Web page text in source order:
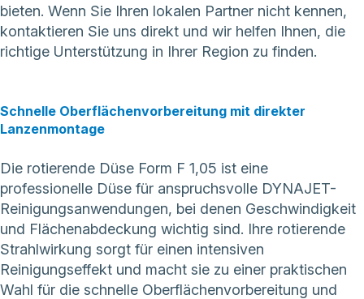
bieten. Wenn Sie Ihren lokalen Partner nicht kennen,
kontaktieren Sie uns direkt und wir helfen Ihnen, die
richtige Unterstützung in Ihrer Region zu finden.
Schnelle Oberflächenvorbereitung mit direkter
Lanzenmontage
Die rotierende Düse Form F 1,05 ist eine
professionelle Düse für anspruchsvolle DYNAJET-
Reinigungsanwendungen, bei denen Geschwindigkeit
und Flächenabdeckung wichtig sind. Ihre rotierende
Strahlwirkung sorgt für einen intensiven
Reinigungseffekt und macht sie zu einer praktischen
Wahl für die schnelle Oberflächenvorbereitung und